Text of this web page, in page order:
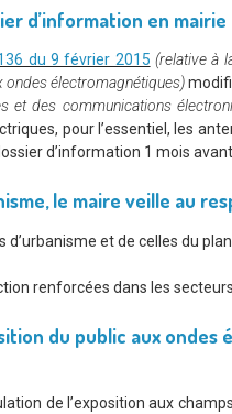
d’information en mairie
du 9 février 2015 (relative à
ondes électromagnétiques)
et des communications
pour l’essentiel, les
d’information 1 mois
le maire veille au
et de celles du
renforcées dans les
du public aux
de l’exposition aux